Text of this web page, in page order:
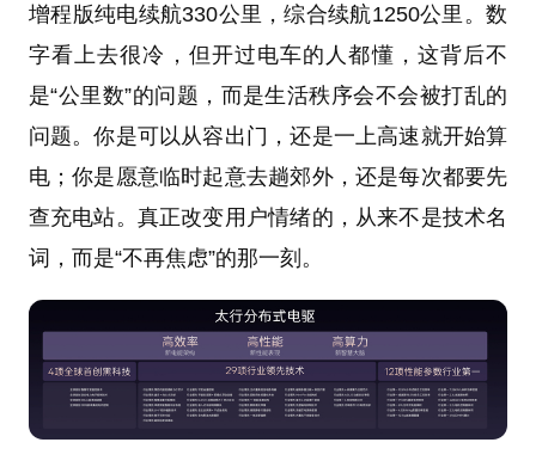
增程版纯电续航330公里，综合续航1250公里。数
字看上去很冷，但开过电车的人都懂，这背后不
是“公里数”的问题，而是生活秩序会不会被打乱的
问题。你是可以从容出门，还是一上高速就开始算
电；你是愿意临时起意去趟郊外，还是每次都要先
查充电站。真正改变用户情绪的，从来不是技术名
词，而是“不再焦虑”的那一刻。